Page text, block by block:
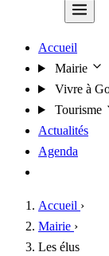
Accueil
Mairie
Vivre à
Tourisme
Actualités
Agenda
Accueil ›
Mairie ›
Les élus